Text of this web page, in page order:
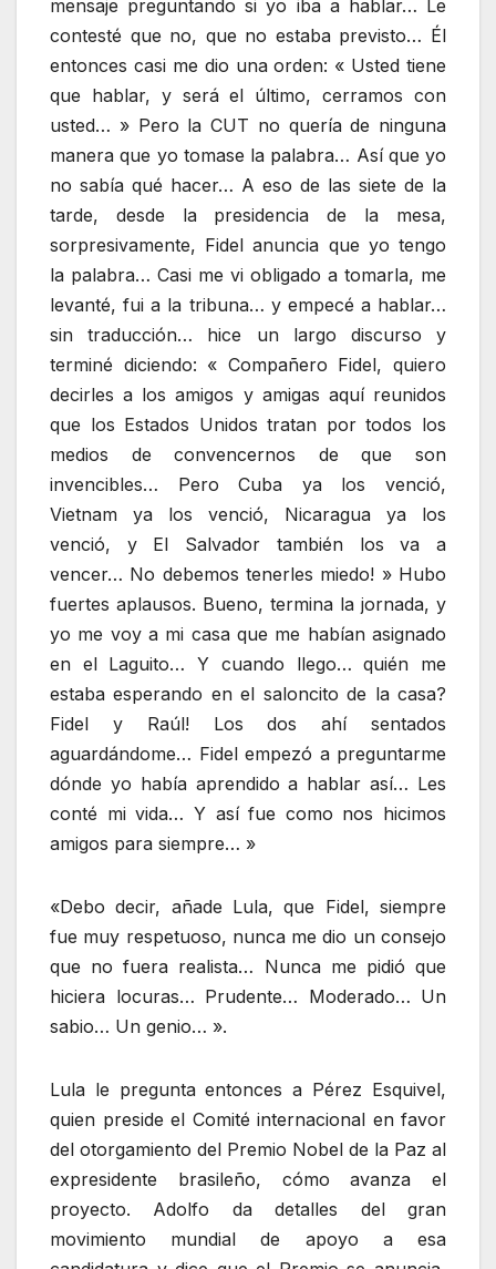
mensaje preguntando si yo iba a hablar… Le
contesté que no, que no estaba previsto… Él
entonces casi me dio una orden: « Usted tiene
que hablar, y será el último, cerramos con
usted… » Pero la CUT no quería de ninguna
manera que yo tomase la palabra… Así que yo
no sabía qué hacer… A eso de las siete de la
tarde, desde la presidencia de la mesa,
sorpresivamente, Fidel anuncia que yo tengo
la palabra… Casi me vi obligado a tomarla, me
levanté, fui a la tribuna… y empecé a hablar…
sin traducción… hice un largo discurso y
terminé diciendo: « Compañero Fidel, quiero
decirles a los amigos y amigas aquí reunidos
que los Estados Unidos tratan por todos los
medios de convencernos de que son
invencibles… Pero Cuba ya los venció,
Vietnam ya los venció, Nicaragua ya los
venció, y El Salvador también los va a
vencer… No debemos tenerles miedo! » Hubo
fuertes aplausos. Bueno, termina la jornada, y
yo me voy a mi casa que me habían asignado
en el Laguito… Y cuando llego… quién me
estaba esperando en el saloncito de la casa?
Fidel y Raúl! Los dos ahí sentados
aguardándome… Fidel empezó a preguntarme
dónde yo había aprendido a hablar así… Les
conté mi vida… Y así fue como nos hicimos
amigos para siempre… »
«Debo decir, añade Lula, que Fidel, siempre
fue muy respetuoso, nunca me dio un consejo
que no fuera realista… Nunca me pidió que
hiciera locuras… Prudente… Moderado… Un
sabio… Un genio… ».
Lula le pregunta entonces a Pérez Esquivel,
quien preside el Comité internacional en favor
del otorgamiento del Premio Nobel de la Paz al
expresidente brasileño, cómo avanza el
proyecto. Adolfo da detalles del gran
movimiento mundial de apoyo a esa